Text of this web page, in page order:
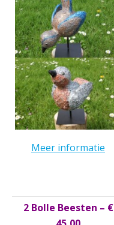
Meer informatie
2 Bolle Beesten – €